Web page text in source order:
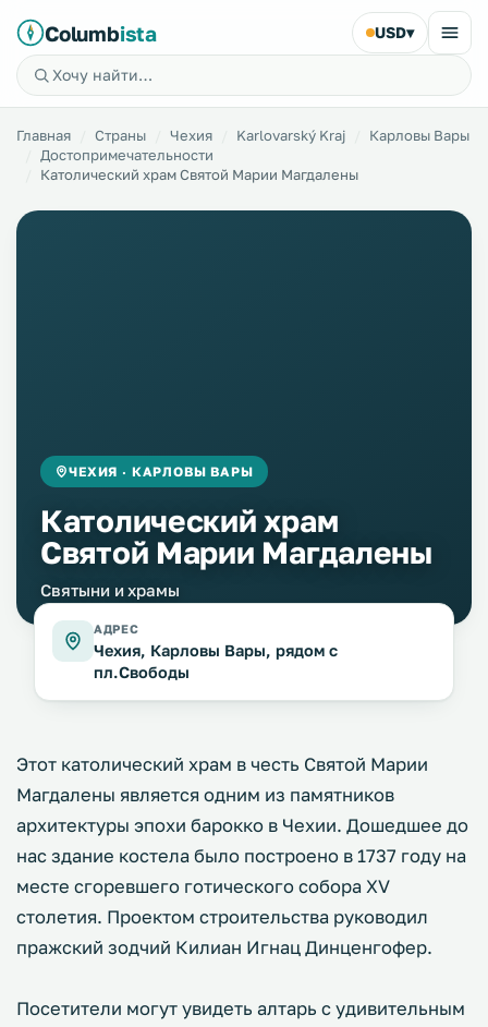
Columbista USD▾
Главная Страны Чехия Karlovarský Kraj
Карловы Вары
Достопримечательности
Католический храм Святой Марии Магдалены
ЧЕХИЯ · КАРЛОВЫ ВАРЫ
Католический храм
Святой Марии Магдалены
Святыни и храмы
АДРЕС
Чехия, Карловы Вары, рядом с
пл.Свободы
Этот католический храм в честь Святой Марии
Магдалены является одним из памятников
архитектуры эпохи барокко в Чехии. Дошедшее до
нас здание костела было построено в 1737 году на
месте сгоревшего готического собора XV
столетия. Проектом строительства руководил
пражский зодчий Килиан Игнац Динценгофер.
Посетители могут увидеть алтарь с удивительным